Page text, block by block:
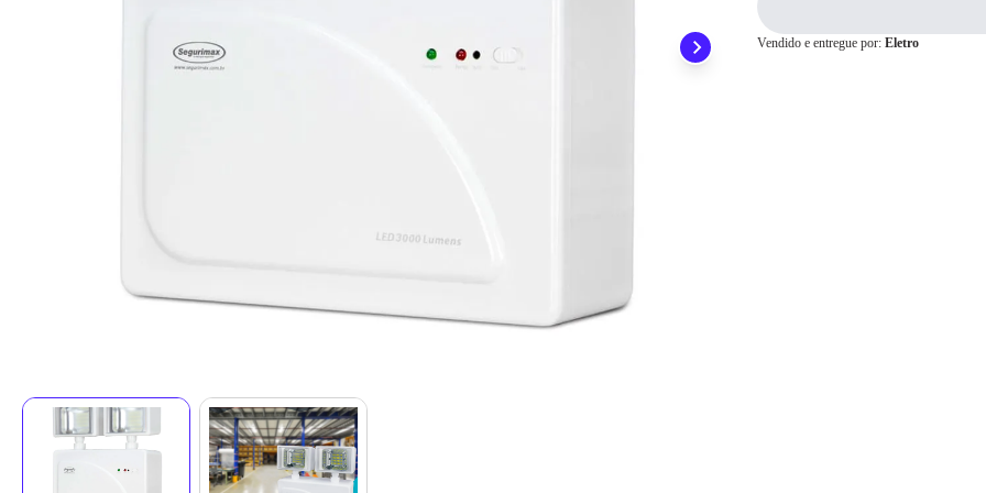
Vendido e entregue por: Eletro